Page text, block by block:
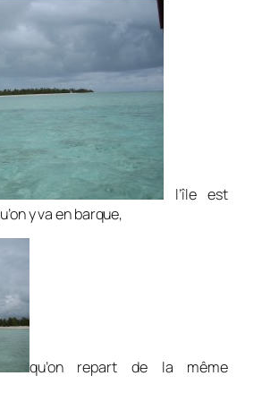
l’île est
y va en barque,
qu’on repart de la même